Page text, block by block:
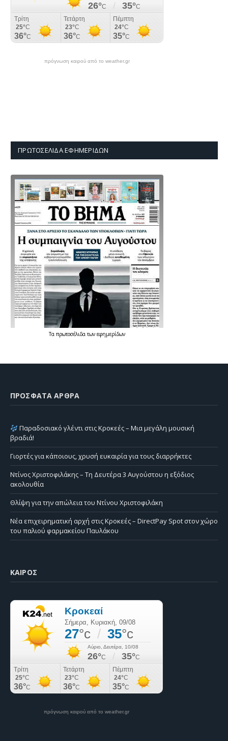
πρόγνωση καιρού από το weather.gr
ΠΡΩΤΟΣΈΛΙΔΑ ΕΦΗΜΕΡΊΔΩΝ
Τα πρωτοσέλιδατων εφημερίδων
ΠΡΌΣΦΑΤΑ ΆΡΘΡΑ
Παραδοσιακό γλέντι στις Κροκεές – Μια μεγάλη μουσική
βραδιά!
Γιορτές για κάποιους, χρυσή ευκαιρία για τους διαρρήκτες
Ντίνος Χριστοφιλάκης – Τη Δευτέρα 3 Αυγούστου η εξόδιος
ακολουθία
Θλίψη για την απώλεια του Ντίνου Χριστοφιλάκη
Νέα επιχειρηματική αρχή στις Κροκεές – DirectPay Spot στον χώρο
του παλιού φαρμακείου Παυλάκου
ΚΑΙΡΌΣ
πρόγνωση καιρού από το weather.gr